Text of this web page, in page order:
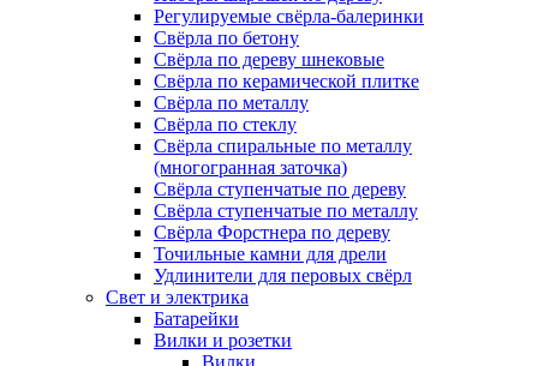
Регулируемые свёрла-балеринки
Свёрла по бетону
Свёрла по дереву шнековые
Свёрла по керамической плитке
Свёрла по металлу
Свёрла по стеклу
Свёрла спиральные по металлу
(многогранная заточка)
Свёрла ступенчатые по дереву
Свёрла ступенчатые по металлу
Свёрла Форстнера по дереву
Точильные камни для дрели
Удлинители для перовых свёрл
Свет и электрика
Батарейки
Вилки и розетки
Вилки